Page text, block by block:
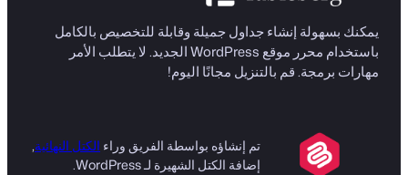
يمكنك بسهولة إنشاء جداول جميلة وقابلة للتخصيص بالكامل
باستخدام محرر موقع WordPress الجديد. لا يتطلب الأمر
مهارات برمجة. قم بالتنزيل مجانًا اليوم!
تم إنشاؤه بواسطة الفريق وراء الكتل النهائية,
إضافة الكتل الشهيرة لـ WordPress.